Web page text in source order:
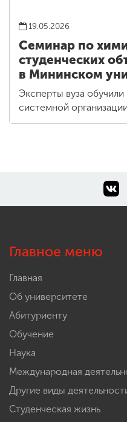
19.05.2026
Семинар по
студенческих
в Мининском
Эксперты вуза обучили
Главное меню
Главная
Об университете
Абитуриенту
Обучение
Наука
Международная
Другие виды деятельности